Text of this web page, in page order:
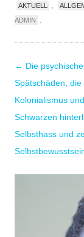
AKTUELL ,
ADMIN
.
Post
navigation
← Die
Spätschäden, die
Kolonialismus
Schwarzen
Selbsthass und